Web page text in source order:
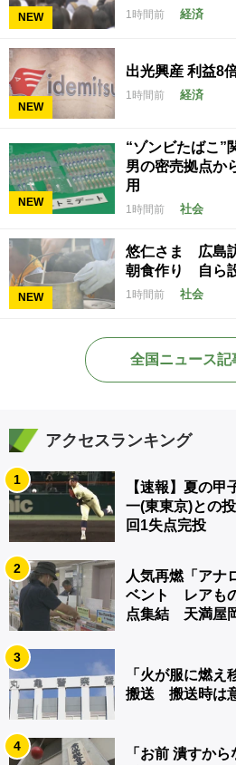
NEW 1時間前 経済
NEW
出光興産 利益8
1時間前 経済
NEW
“ゾンビたばこ
男の密売拠点
用
1時間前 社会
NEW
悠仁さま 広島
朝食作り 自ら
1時間前 社会
全国ニュース記
アクセスランキング
1
【速報】夏の
一(東東京)との
回1失点完投
2
人気再燃「アナ
ベント レアも
点集結 天満屋
3
「火が服に燃
搬送 搬送時は
4
「お前 潰すか